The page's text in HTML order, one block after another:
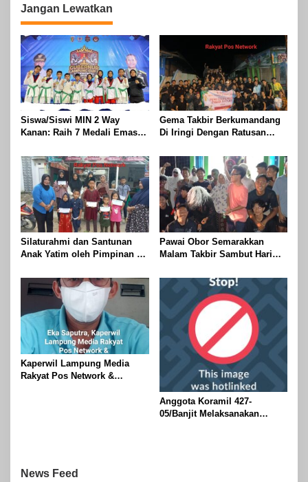
Demi Selamatkan Nyawa
Jangan Lewatkan
Siswa/Siswi MIN 2 Way
Kanan: Raih 7 Medali Emas
Gubernur Lampung Cup 2
Taekwondo Championship
2026
Gema Takbir Berkumandang
Di Iringi Dengan Ratusan
Rayakan Kemenangan Idul
Fitri 1447 H
Silaturahmi dan Santunan
Anak Yatim oleh Pimpinan PT
Idul Fitri di Way Kanan
Pawai Obor Semarakkan
Malam Takbir Sambut Hari
M, Di Kampung Simpang
Asam, Kecamatan Banjit
Kaperwil Lampung Media
Rakyat Pos Network &
Anggota Koramil 427-
05/Banjit Melaksanakan
News Feed